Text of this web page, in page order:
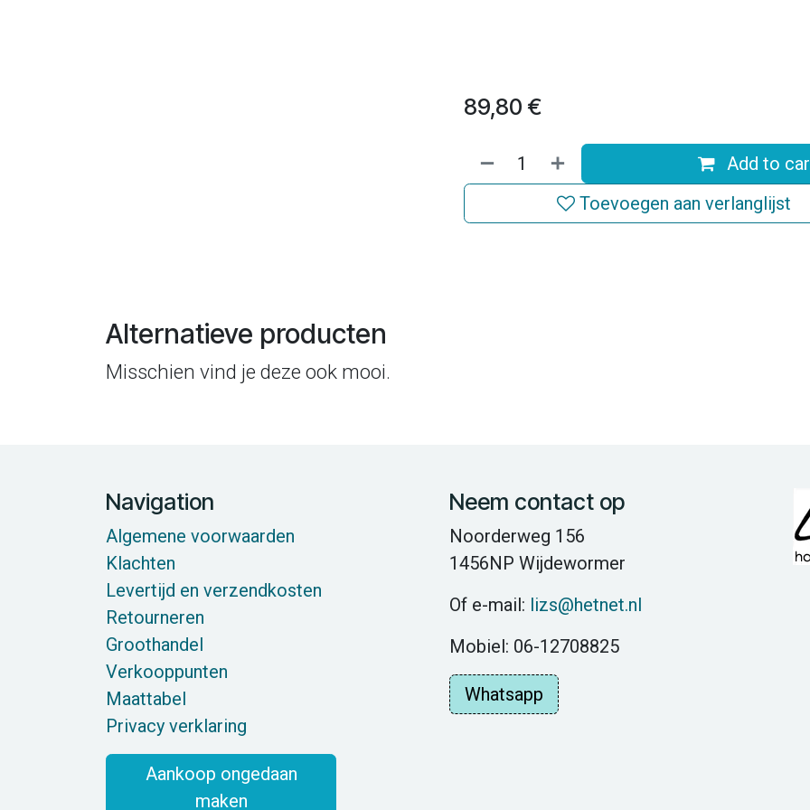
89,80 €
Add to
Toevoegen aan verlanglijst
Alternatieve producten
Misschien vind je deze ook mooi.
Navigation
Algemene voorwaarden
Klachten
Levertijd en verzendkosten
Retourneren
Groothandel
Verkooppunten
Maattabel
Privacy verklaring
Aankoop ongedaan
maken
Neem contact op
Noorderweg 156
1456NP Wijdewormer
Of e-mail: lizs@hetnet.nl
Mobiel: 06-12708825
Whatsapp